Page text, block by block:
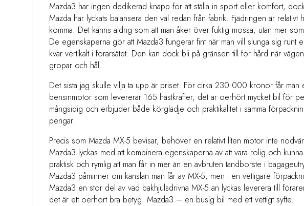
Mazda3 har ingen dedikerad knapp för att ställa in sport eller komfort,
Mazda har lyckats balansera den väl redan från fabrik. Fjädringen är relativt
komma. Det känns aldrig som att man åker över fuktig mossa, utan mer
De egenskaperna gör att Mazda3 fungerar fint när man vill slunga sig runt
kvar vertikalt i förarsätet. Den kan dock bli på gränsen till för hård när
gropar och hål.
Det sista jag skulle vilja ta upp är priset. För cirka 230 000 kronor får man
bensinmotor som levererar 165 hästkrafter, det är oerhört mycket bil för
mångsidig och erbjuder både körglädje och praktikalitet i samma
pengar.
Precis som Mazda MX-5 bevisar, behöver en relativt liten motor inte
Mazda3 lyckas med att kombinera egenskaperna av att vara rolig och
praktisk och rymlig att man får in mer än en avbruten tandborste i
Mazda3 påminner om känslan man får av MX-5, men i en vettigare
Mazda3 en stor del av vad bakhjulsdrivna MX-5:an lyckas leverera till
det är ett oerhört bra betyg. Mazda3 – en busig bil med ett vettigt syfte.